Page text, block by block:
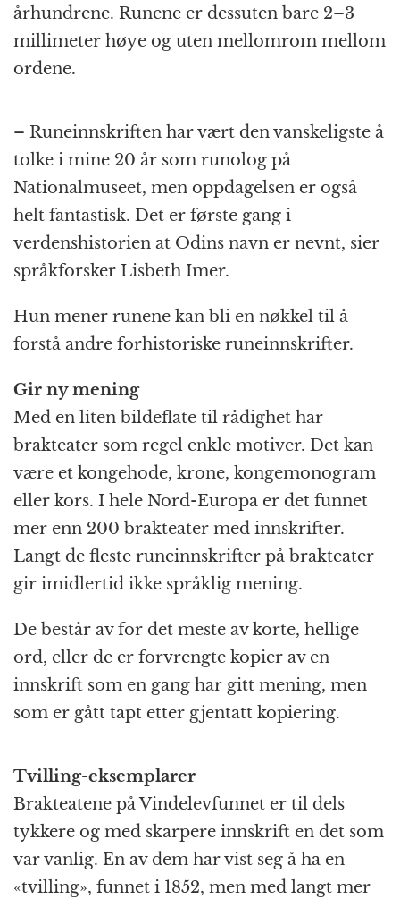
århundrene. Runene er dessuten bare 2–3
millimeter høye og uten mellomrom mellom
ordene.
– Runeinnskriften har vært den vanskeligste å
tolke i mine 20 år som runolog på
Nationalmuseet, men oppdagelsen er også
helt fantastisk. Det er første gang i
verdenshistorien at Odins navn er nevnt, sier
språkforsker Lisbeth Imer.
Hun mener runene kan bli en nøkkel til å
forstå andre forhistoriske runeinnskrifter.
Gir ny mening
Med en liten bildeflate til rådighet har
brakteater som regel enkle motiver. Det kan
være et kongehode, krone, kongemonogram
eller kors. I hele Nord-Europa er det funnet
mer enn 200 brakteater med innskrifter.
Langt de fleste runeinnskrifter på brakteater
gir imidlertid ikke språklig mening.
De består av for det meste av korte, hellige
ord, eller de er forvrengte kopier av en
innskrift som en gang har gitt mening, men
som er gått tapt etter gjentatt kopiering.
Tvilling-eksemplarer
Brakteatene på Vindelevfunnet er til dels
tykkere og med skarpere innskrift en det som
var vanlig. En av dem har vist seg å ha en
«tvilling», funnet i 1852, men med langt mer